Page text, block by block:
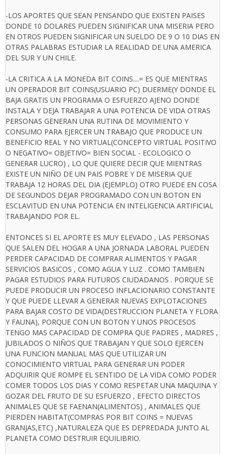
-LOS APORTES QUE SEAN PENSANDO QUE EXISTEN PAISES
DONDE 10 DOLARES PUEDEN SIGNIFICAR UNA MISERIA PERO
EN OTROS PUEDEN SIGNIFICAR UN SUELDO DE 9 O 10 DIAS EN
OTRAS PALABRAS ESTUDIAR LA REALIDAD DE UNA AMERICA
DEL SUR Y UN CHILE.
-LA CRITICA A LA MONEDA BIT COINS....= ES QUE MIENTRAS
UN OPERADOR BIT COINS(USUARIO PC) DUERME(Y DONDE EL
BAJA GRATIS UN PROGRAMA O ESFUERZO AJENO DONDE
INSTALA Y DEJA TRABAJAR A UNA POTENCIA DE VIDA OTRAS
PERSONAS GENERAN UNA RUTINA DE MOVIMIENTO Y
CONSUMO PARA EJERCER UN TRABAJO QUE PRODUCE UN
BENEFICIO REAL Y NO VIRTUAL(CONCEPTO VIRTUAL POSITIVO
O NEGATIVO= OBJETIVO= BIEN SOCIAL - ECOLOGICO O
GENERAR LUCRO) , LO QUE QUIERE DECIR QUE MIENTRAS
EXISTE UN NIÑO DE UN PAIS POBRE Y DE MISERIA QUE
TRABAJA 12 HORAS DEL DIA (EJEMPLO) OTRO PUEDE EN COSA
DE SEGUNDOS DEJAR PROGRAMADO CON UN BOTON EN
ESCLAVITUD EN UNA POTENCIA EN INTELIGENCIA ARTIFICIAL
TRABAJANDO POR EL.
ENTONCES SI EL APORTE ES MUY ELEVADO , LAS PERSONAS
QUE SALEN DEL HOGAR A UNA JORNADA LABORAL PUEDEN
PERDER CAPACIDAD DE COMPRAR ALIMENTOS Y PAGAR
SERVICIOS BASICOS , COMO AGUA Y LUZ . COMO TAMBIEN
PAGAR ESTUDIOS PARA FUTUROS CIUDADANOS . PORQUE SE
PUEDE PRODUCIR UN PROCESO INFLACIONARIO CONSTANTE
Y QUE PUEDE LLEVAR A GENERAR NUEVAS EXPLOTACIONES
PARA BAJAR COSTO DE VIDA(DESTRUCCION PLANETA Y FLORA
Y FAUNA), PORQUE CON UN BOTON Y UNOS PROCESOS
TENGO MAS CAPACIDAD DE COMPRA QUE PADRES , MADRES ,
JUBILADOS O NIÑOS QUE TRABAJAN Y QUE SOLO EJERCEN
UNA FUNCION MANUAL MAS QUE UTILIZAR UN
CONOCIMIENTO VIRTUAL PARA GENERAR UN PODER
ADQUIRIR QUE ROMPE EL SENTIDO DE LA VIDA COMO PODER
COMER TODOS LOS DIAS Y COMO RESPETAR UNA MAQUINA Y
GOZAR DEL FRUTO DE SU ESFUERZO , EFECTO DIRECTOS
ANIMALES QUE SE FAENAN(ALIMENTOS) , ANIMALES QUE
PIERDEN HABITAT(COMPRAS POR BIT COINS = NUEVAS
GRANJAS,ETC) ,NATURALEZA QUE ES DEPREDADA JUNTO AL
PLANETA COMO DESTRUIR EQUILIBRIO.